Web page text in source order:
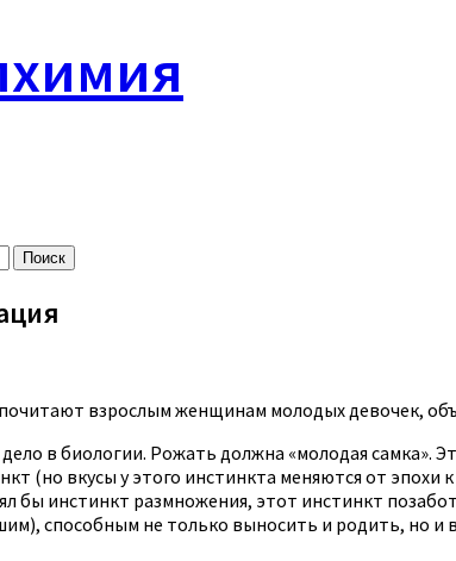
взрослым женщинам молодых девочек,
в биологии. Рожать должна «молодая
(но вкусы у этого инстинкта меняются от
бы инстинкт размножения, этот инстинкт
способным не только выносить и родить, но и